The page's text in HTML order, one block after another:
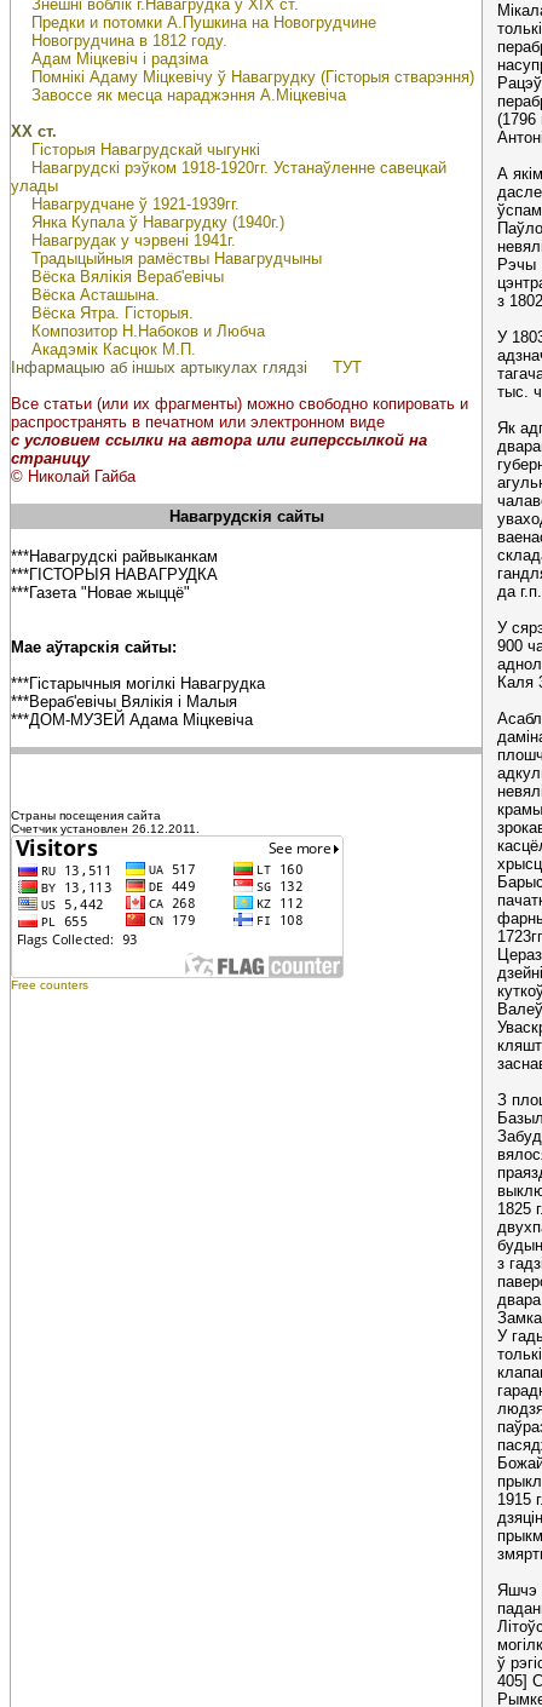
Знешні воблік г.Навагрудка ў ХІХ ст.
Предки и потомки А.Пушкина на Новогрудчине
Новогрудчина в 1812 году.
Адам Міцкевіч і радзіма
Помнікі Адаму Міцкевічу ў Навагрудку (Гісторыя стварэння)
Завоссе як месца нараджэння А.Міцкевіча
ХХ ст.
Гісторыя Навагрудскай чыгункі
Навагрудскі рэўком 1918-1920гг. Устанаўленне савецкай
улады
Навагрудчане ў 1921-1939гг.
Янка Купала ў Навагрудку (1940г.)
Навагрудак у чэрвені 1941г.
Традыцыйныя рамёствы Навагрудчыны
Вёска Вялікія Вераб'евічы
Вёска Асташына.
Вёска Ятра. Гісторыя.
Композитор Н.Набоков и Любча
Акадэмік Касцюк М.П.
Інфармацыю аб іншых артыкулах глядзі
ТУТ
Все статьи (или их фрагменты) можно свободно копировать и
распространять в печатном или электронном виде
с условием ссылки на автора или гиперссылкой на
страницу
© Николай Гайба
Навагрудскія сайты
***Навагрудскі райвыканкам
***ГІСТОРЫЯ НАВАГРУДКА
***Газета "Новае жыццё"
Мае аўтарскія сайты:
***Гістарычныя могілкі Навагрудка
***Вераб'евічы Вялікія і Малыя
***ДОМ-МУЗЕЙ Адама Міцкевіча
Страны посещения сайта
Счетчик установлен 26.12.2011.
Free counters
(1796
А
Рэчы
з
У
тыс.
Як
да
У
900
Каля
З
1825
з
У
1915
Яшчэ
ў
405]